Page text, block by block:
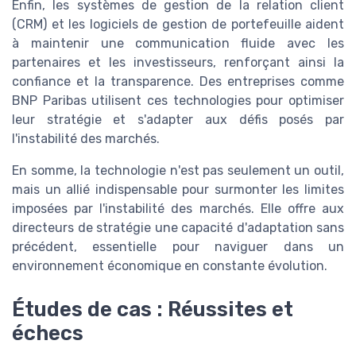
Enfin, les systèmes de gestion de la relation client
(CRM) et les logiciels de gestion de portefeuille aident
à maintenir une communication fluide avec les
partenaires et les investisseurs, renforçant ainsi la
confiance et la transparence. Des entreprises comme
BNP Paribas utilisent ces technologies pour optimiser
leur stratégie et s'adapter aux défis posés par
l'instabilité des marchés.
En somme, la technologie n'est pas seulement un outil,
mais un allié indispensable pour surmonter les limites
imposées par l'instabilité des marchés. Elle offre aux
directeurs de stratégie une capacité d'adaptation sans
précédent, essentielle pour naviguer dans un
environnement économique en constante évolution.
Études de cas : Réussites et
échecs